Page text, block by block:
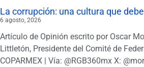
La corrupción: una cultura que
6 agosto, 2026
Artículo de Opinión escrito por Oscar
Littletón, Presidente del Comité de
COPARMEX | Vía: @RGB360mx X: